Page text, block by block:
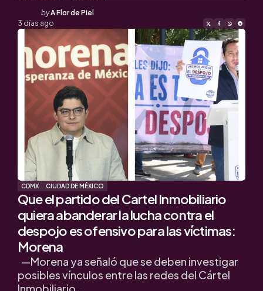
Posted
by
byA Flor de Piel
3 días ago
CDMX CIUDAD DE MÉXICO
Que el partido del Cartel Inmobiliario
quiera abanderar la lucha contra el
despojo es ofensivo para las víctimas:
Morena
—Morena ya señaló que se deben investigar
posibles vínculos entre las redes del Cártel
Inmobiliario…